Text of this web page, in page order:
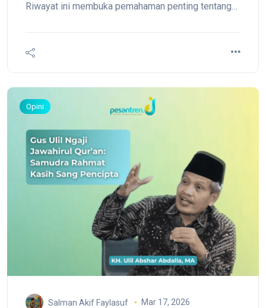
Riwayat ini membuka pemahaman penting tentang
Waqqash, yang menceritakan sebuah peristiwa
pandangan syariat.
Opini
Salman Akif Faylasuf Mar 17, 2026